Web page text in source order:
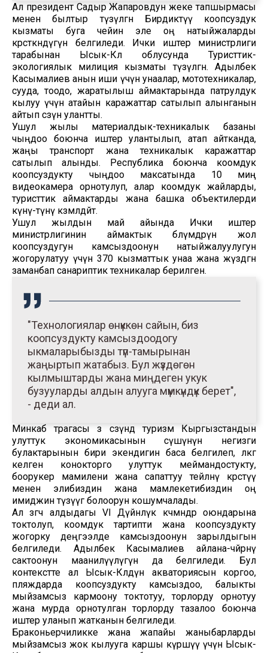
Ал президент Садыр Жапаровдун жеке тапшырмасы
менен былтыр түзүлгөн Бирдиктүү коопсуздук
кызматы буга чейин эле оң натыйжаларды
көрсөткөндүгүн белгиледи. Ички иштер министрлиги
тарабынан Ысык-Көл облусунда Туристтик-
экологиялык милиция кызматы түзүлгөн. Адылбек
Касымалиев анын иши үчүн унаалар, мототехникалар,
сууда, тоодо, жаратылыш аймактарында патрулдук
кылуу үчүн атайын каражаттар сатылып алынганын
айтып сөзүн улантты.
Ушул жылы материалдык-техникалык базаны
чыңдоо боюнча иштер улантылып, атап айтканда,
жаңы транспорт жана техникалык каражаттар
сатылып алынды. Республика боюнча коомдук
коопсуздукту чыңдоо максатында 10 миң
видеокамера орнотулуп, алар коомдук жайларды,
туристтик аймактарды жана башка объектилерди
күнү-түнү көзөмөлдөйт.
Ушул жылдын май айында Ички иштер
министрлигинин аймактык бөлүмдөрүнө жол
коопсуздугун камсыздоонун натыйжалуулугун
жогорулатуу үчүн 370 кызматтык унаа жана жүздөгөн
заманбап санариптик техникалар берилген.
"Технологиялар өнүккөн сайын, биз
коопсуздукту камсыздоодогу
ыкмаларыбызды түп-тамырынан
жаңыртып жатабыз. Бул жүздөгөн
кылмыштарды жана миңдеген укук
бузууларды алдын алууга мүмкүндүк берет",
- деди ал.
Минкаб төрагасы өз сөзүндө туризм Кыргызстандын
улуттук экономикасынын өсүшүнүн негизги
булактарынын бири экендигин баса белгилеп, өлкөгө
келген конокторго улуттук меймандостукту,
боорукер мамилени жана сапаттуу тейлөөнү көрсөтүү
менен элибиздин жана мамлекетибиздин оң
имиджин түзүүгө болоорун кошумчалады.
Ал өзгөчө алдыдагы VI Дүйнөлүк көчмөндөр оюндарына
токтолуп, коомдук тартипти жана коопсуздукту
жогорку деңгээлде камсыздоонун зарылдыгын
белгиледи. Адылбек Касымалиев айлана-чөйрөнү
сактоонун маанилүүлүгүн да белгиледи. Бул
контекстте ал Ысык-Көлдүн акваториясын коргоо,
пляждарда коопсуздукту камсыздоо, балыкты
мыйзамсыз кармоону токтотуу, торлорду орнотуу
жана мурда орнотулган торлорду тазалоо боюнча
иштер уланып жатканын белгиледи.
Браконьерчиликке жана жапайы жаныбарларды
мыйзамсыз жок кылууга каршы күрөшүү үчүн Ысык-